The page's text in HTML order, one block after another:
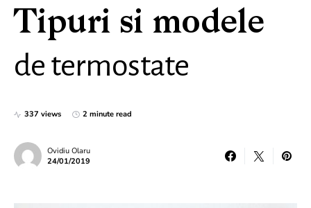
Tipuri si modele
de termostate
337 views 2 minute read
Ovidiu Olaru
24/01/2019